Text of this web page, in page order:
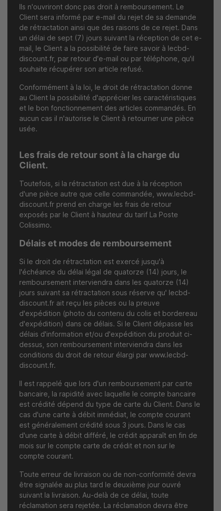
Ils n'ouvriront donc pas droit à remboursement. Le
Client sera informé par e-mail du rejet de sa demande
de rétractation ainsi que des raisons de ce rejet. Dans
un délai de sept (7) jours suivant la réception de cet e-
mail, le Client a la possibilité de faire savoir à lecbd-
discount.fr, par retour d'e-mail ou par téléphone, qu'il
souhaite récupérer son article refusé.
Conformément à la loi, le droit de rétractation donne
au Client la possibilité d'apprécier les caractéristiques
et le bon fonctionnement des articles commandés. En
aucun cas il n'autorise le Client à retourner une pièce
usée.
Les frais de retour sont à la charge du
Client.
Toutefois, si la rétractation est due à la réception
d'une pièce autre que celle commandée, www.lecbd-
discount.fr prend en charge les frais de retour
exposés par le Client à hauteur du tarif La Poste
Colissimo.
Délais et modes de remboursement
Si le droit de rétractation est exercé jusqu'à
l'échéance du délai légal de quatorze (14) jours, le
remboursement interviendra dans les quatorze (14)
jours suivant sa rétractation sous réserve qu' lecbd-
discount.fr ait reçu les pièces ou la preuve
d'expédition (photo du contenu du colis et bordereau
d'expédition) dans ce délais. Si le Client dépasse les
délais d'information et/ou d'expédition du produit ci-
dessus, son remboursement interviendra dans les
conditions du droit de retour élargi par www.lecbd-
discount.fr.
Il est rappelé que lors d'un remboursement par carte
bancaire, la rapidité avec laquelle le compte bancaire
est crédité dépend du type de carte du Client. Dans le
cas d'une carte à débit immédiat, le compte courant
est généralement crédité sous 3 jours. Dans le cas
d'une carte à débit différé, le crédit apparaît en fin de
mois sur le compte carte de crédit et non sur le
compte courant.
Toute erreur de livraison ou de non-conformité devra
être signalée au plus tard le deuxième jour ouvré
suivant la livraison. Au-delà de ce délai, toute
réclamation sera rejetée. La réclamation devra être